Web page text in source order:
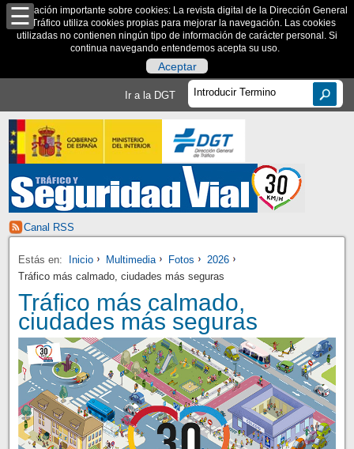
Información importante sobre cookies: La revista digital de la Dirección General
de Tráfico utiliza cookies propias para mejorar la navegación. Las cookies
utilizadas no contienen ningún tipo de información de carácter personal. Si
continua navegando entendemos acepta su uso.
Aceptar
Ir a la DGT
Canal RSS
Estás en: Inicio Multimedia Fotos
2026
Tráfico más calmado, ciudades más seguras
Tráfico más calmado,
ciudades más seguras